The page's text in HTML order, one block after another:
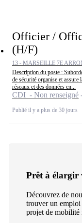
Officier /
(H/F)
13 - MARSEILLE 7E
Description du poste :
de sécurité organise et
réseaux et des données en...
CDI - Non renseigné
Publié il y a plus de 30 jours
Prêt à élargir
Découvrez de
trouver un emploi
projet de mobilité